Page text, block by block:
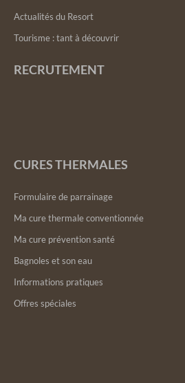
Actualités du Resort
Tourisme : tant à découvrir
RECRUTEMENT
CURES THERMALES
Formulaire de parrainage
Ma cure thermale conventionnée
Ma cure prévention santé
Bagnoles et son eau
Informations pratiques
Offres spéciales